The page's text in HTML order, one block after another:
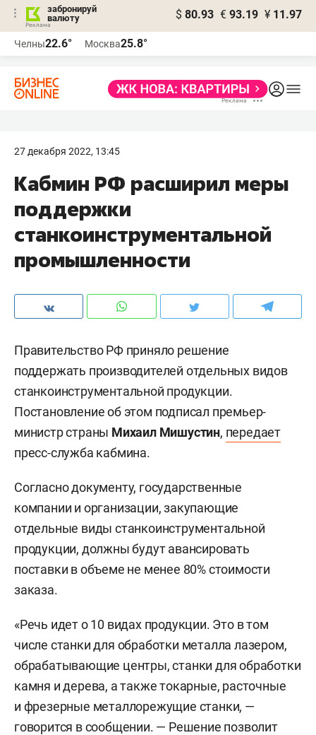
забронируй
валюту
$ 80.93 € 93.19 ¥ 11.97
Челны22.6° Москва25.8°
27 декабря 2022, 13:45
Кабмин РФ расширил меры
поддержки
станкоинструментальной
промышленности
Правительство РФ приняло решение
поддержать производителей отдельных видов
станкоинструментальной продукции.
Постановление об этом подписал премьер-
министр страны Михаил Мишустин, передает
пресс-служба кабмина.
Согласно документу, государственные
компании и организации, закупающие
отдельные виды станкоинструментальной
продукции, должны будут авансировать
поставки в объеме не менее 80% стоимости
заказа.
«Речь идет о 10 видах продукции. Это в том
числе станки для обработки металла лазером,
обрабатывающие центры, станки для обработки
камня и дерева, а также токарные, расточные
и фрезерные металлорежущие станки, —
говорится в сообщении. — Решение позволит